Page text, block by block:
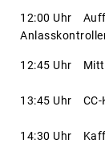
12:00 Uhr
12:45 Uhr
13:45 Uhr CC-
14:30 Uhr